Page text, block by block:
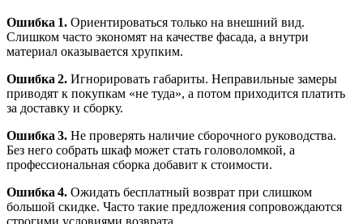
Ошибка 1. Ориентироваться только на внешний вид.
Слишком часто экономят на качестве фасада, а внутри
материал оказывается хрупким.
Ошибка 2. Игнорировать габариты. Неправильные замеры
приводят к покупкам «не туда», а потом приходится платить
за доставку и сборку.
Ошибка 3. Не проверять наличие сборочного руководства.
Без него собрать шкаф может стать головоломкой, а
профессиональная сборка добавит к стоимости.
Ошибка 4. Ожидать бесплатный возврат при слишком
большой скидке. Часто такие предложения сопровождаются
строгими условиями возврата.